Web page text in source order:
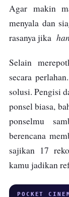
Agar makin
menyala dan
rasanya jika
Selain
secara
solusi. Pengisi
ponsel biasa,
ponselmu
berencana
sajikan 17
kamu jadikan
POCKET